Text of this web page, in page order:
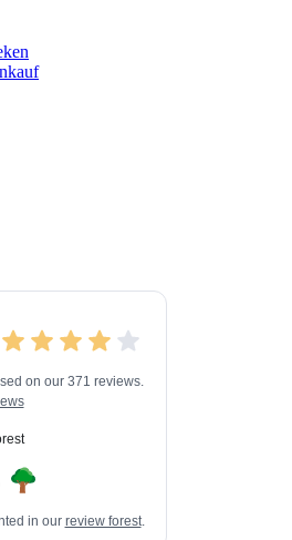
zu
3
werfen
06.08.2026
on our 371 reviews.
in our review forest.